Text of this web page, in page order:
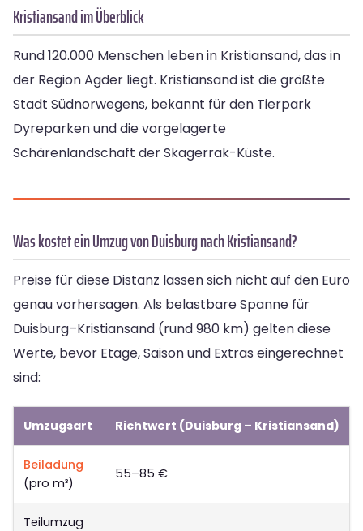
Kristiansand im Überblick
Rund 120.000 Menschen leben in Kristiansand, das in
der Region Agder liegt. Kristiansand ist die größte
Stadt Südnorwegens, bekannt für den Tierpark
Dyreparken und die vorgelagerte
Schärenlandschaft der Skagerrak-Küste.
Was kostet ein Umzug von Duisburg nach Kristiansand?
Preise für diese Distanz lassen sich nicht auf den Euro
genau vorhersagen. Als belastbare Spanne für
Duisburg–Kristiansand (rund 980 km) gelten diese
Werte, bevor Etage, Saison und Extras eingerechnet
sind:
Umzugsart Richtwert (Duisburg – Kristiansand)
Beiladung
(pro m³)
55–85 €
Teilumzug